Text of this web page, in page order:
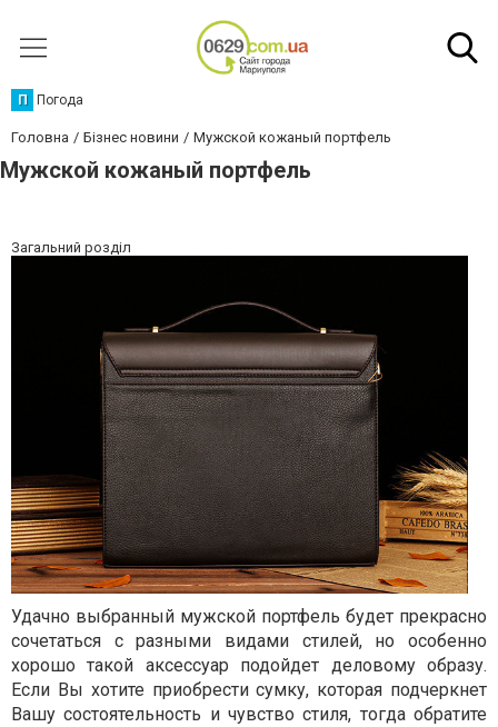
П Погода
Головна Бізнес новини Мужской кожаный портфель
Мужской кожаный портфель
Загальний розділ
Удачно выбранный мужской портфель будет прекрасно
сочетаться с разными видами стилей, но особенно
хорошо такой аксессуар подойдет деловому образу.
Если Вы хотите приобрести сумку, которая подчеркнет
Вашу состоятельность и чувство стиля, тогда обратите